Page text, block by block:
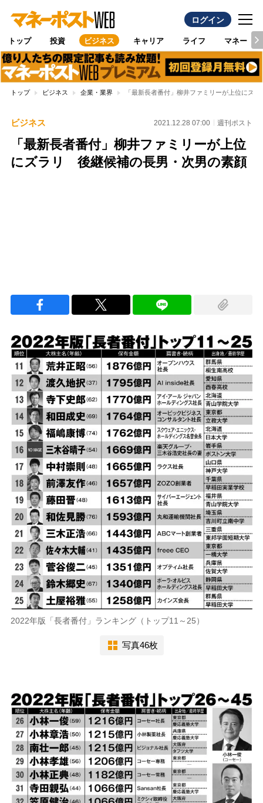
ログイン
トップ 投資 ビジネス キャリア ライフ マネー
トップ ビジネス 企業・業界 「最新長者番付」柳井ファミリーが上位にズ
ビジネス 2021.12.28 07:00 週刊ポスト
「最新長者番付」柳井ファミリーが上位
にズラリ 後継候補の長男・次男の素顔
2022年版「長者番付」ランキング（トップ11～25）
写真46枚